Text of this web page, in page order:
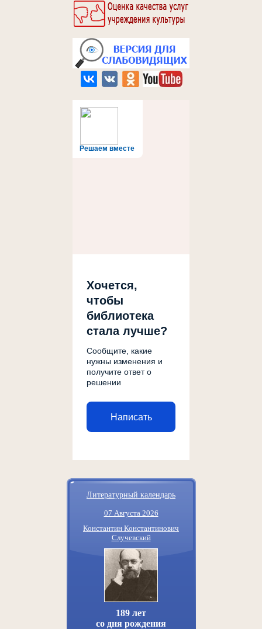
Решаем вместе
Хочется,
чтобы
библиотека
стала лучше?
Сообщите, какие
нужны изменения и
получите ответ о
решении
Написать
Литературный календарь
07 Августа 2026
Константин Константинович
Случевский
189 лет
со дня рождения